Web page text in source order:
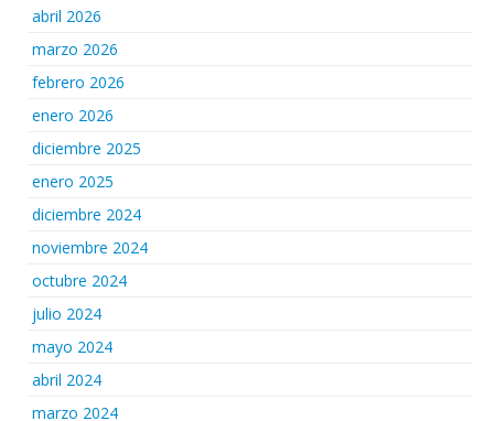
abril 2026
marzo 2026
febrero 2026
enero 2026
diciembre 2025
enero 2025
diciembre 2024
noviembre 2024
octubre 2024
julio 2024
mayo 2024
abril 2024
marzo 2024